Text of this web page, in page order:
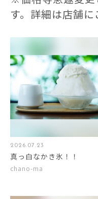
す。詳細は店舗に
2026.07.23
真っ白なかき氷！！
chano-ma